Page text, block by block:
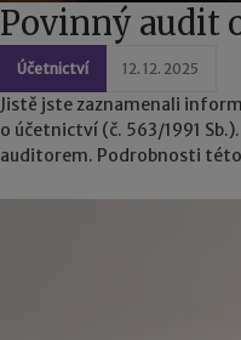
Povinný audit
Účetnictví 12. 12. 2025
Jistě jste zaznamenali
o účetnictví (č. 563/1991
auditorem. Podrobnosti